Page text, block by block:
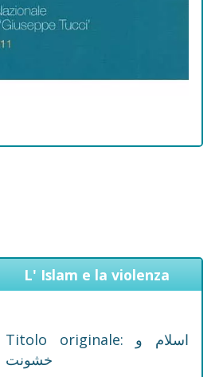
L' Islam e la violenza
Titolo originale: اسلام و
خشونت